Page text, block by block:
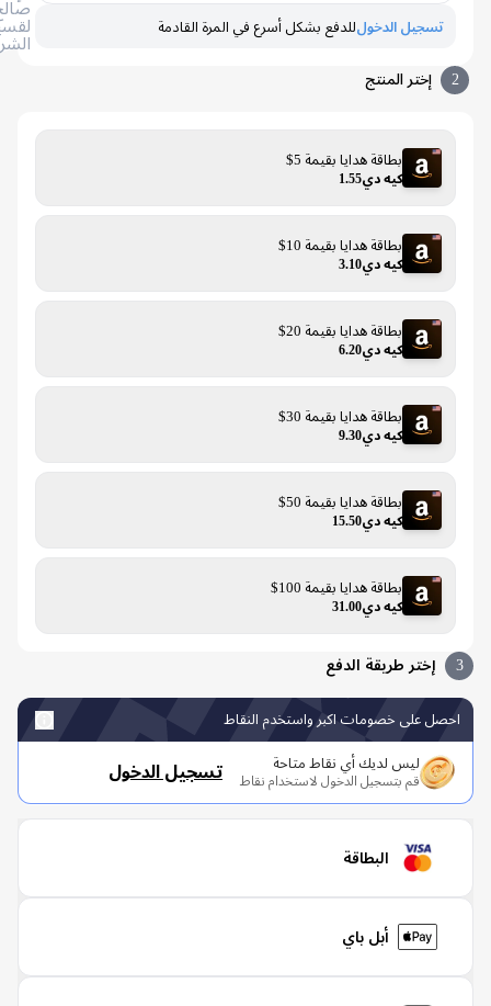
صالح
لقسيمة
تسجيل الدخول للدفع بشكل أسرع في المرة القادمة
إختر المنتج
بطاقة هدايا بقيمة 5$
كيه دي1.55
بطاقة هدايا بقيمة 10$
كيه دي3.10
بطاقة هدايا بقيمة 20$
كيه دي6.20
بطاقة هدايا بقيمة 30$
كيه دي9.30
بطاقة هدايا بقيمة 50$
كيه دي15.50
بطاقة هدايا بقيمة 100$
كيه دي31.00
إختر طريقة الدفع
على خصومات اكبر واستخدم النقاط
ليس لديك أي نقاط متاحة
قم بتسجيل الدخول لاستخدام نقاط تسجيل الدخول
البطاقة
أبل باي